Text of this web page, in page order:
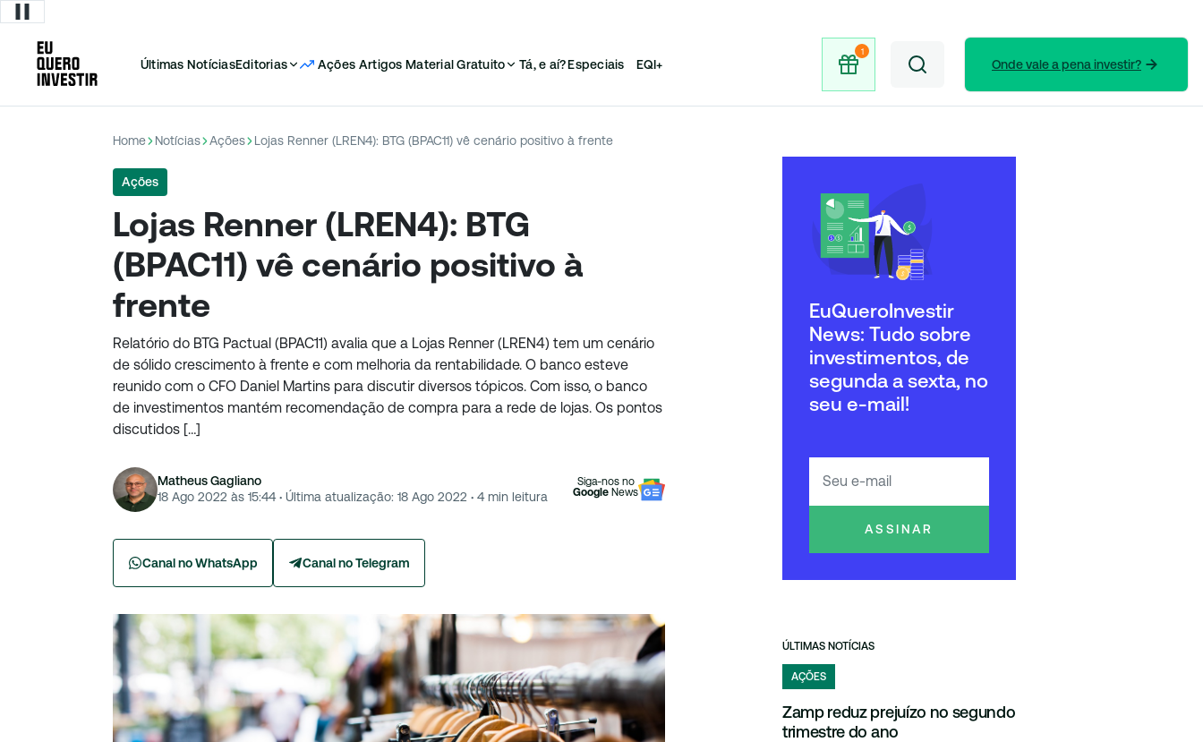
Últimas NotíciasEditorias Ações Artigos Material Gratuito Tá, e aí?Especiais EQI+ Onde vale a pena investir?
Home Notícias Ações Lojas Renner (LREN4): BTG (BPAC11) vê cenário positivo à frente
Ações
Lojas Renner (LREN4): BTG
(BPAC11) vê cenário positivo à
frente
Relatório do BTG Pactual (BPAC11) avalia que a Lojas Renner (LREN4) tem um cenário
de sólido crescimento à frente e com melhoria da rentabilidade. O banco esteve
reunido com o CFO Daniel Martins para discutir diversos tópicos. Com isso, o banco
de investimentos mantém recomendação de compra para a rede de lojas. Os pontos
discutidos […]
Matheus Gagliano
18 Ago 2022 às 15:44 · Última atualização: 18 Ago 2022 · 4min leitura
Siga-nos no
Google News
Canal no WhatsApp Canal no Telegram
EuQueroInvestir
News: Tudo sobre
investimentos, de
segunda a sexta, no
seu e-mail!
ASSINAR
ÚLTIMAS NOTÍCIAS
AÇÕES
Zamp reduz prejuízo no segundo
trimestre do ano